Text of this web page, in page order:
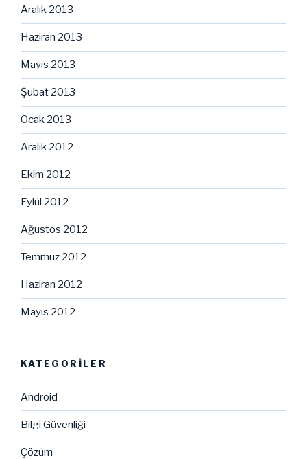
Aralık 2013
Haziran 2013
Mayıs 2013
Şubat 2013
Ocak 2013
Aralık 2012
Ekim 2012
Eylül 2012
Ağustos 2012
Temmuz 2012
Haziran 2012
Mayıs 2012
KATEGORILER
Android
Bilgi Güvenliği
Çözüm